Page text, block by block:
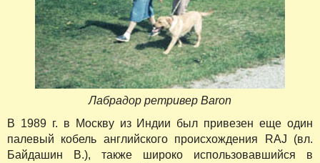
Лабрадор ретривер Baron
В 1989 г. в Москву из Индии был привезен еще один
палевый кобель английского происхождения RAJ (вл.
Байдашин В.), также широко использовавшийся в